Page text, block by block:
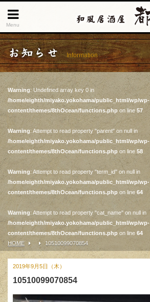
Menu
お知らせ Information
Warning: Undefined array key 0 in
/home/eighth/miyako.yokohama/public_html/wp/wp-
content/themes/8thOcean/functions.phpon line57
Warning: Attempt to read property "parent" on null in
/home/eighth/miyako.yokohama/public_html/wp/wp-
content/themes/8thOcean/functions.php on line 58
Warning: Attempt to read property "term_id" on null in
/home/eighth/miyako.yokohama/public_html/wp/wp-
content/themes/8thOcean/functions.php on line 64
Warning: Attempt to read property "cat_name" on null in
/home/eighth/miyako.yokohama/public_html/wp/wp-
content/themes/8thOcean/functions.php on line 64
HOME
10510099070854
2019年9月5日（木）
10510099070854